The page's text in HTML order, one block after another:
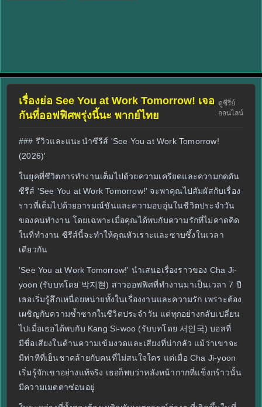
เรื่องย่อ See You at Work Tomorrow! เจอ
กันที่ออฟฟิศพรุ่งนี้นะ พากย์ไทย
ดูซีรี่ย์
ออนไลน์
### รีวิวและแนะนำซีรีส์ 'See You at Work Tomorrow!
(2026)'
ในยุคที่ชีวิตการทำงานเต็มไปด้วยความเครียดและความกดดัน
ซีรีส์ 'See You at Work Tomorrow!' จะพาคุณไปสัมผัสกับเรื่อง
ราวที่เต็มไปด้วยอารมณ์ขันและความอบอุ่นในชีวิตประจำวัน
ของคนทำงาน โดยเฉพาะเมื่อคุณได้พบกับความรักที่ไม่คาดคิด
ในที่ทำงาน ซีรีส์นี้จะทำให้คุณหัวเราะและซาบซึ้งในเวลา
เดียวกัน
'See You at Work Tomorrow!' นำเสนอเรื่องราวของ Cha Ji-
yoon (รับบทโดย 박지현) สาวออฟฟิศที่ทำงานมาเป็นเวลา 7 ปี
เธอเริ่มรู้สึกเหนื่อยหน่ายทั้งในเรื่องงานและความรัก เพราะต้อง
เผชิญกับความซ้ำซากในชีวิตประจำวัน แต่ทุกอย่างกลับเปลี่ยน
ไปเมื่อเธอได้พบกับ Kang Si-woo (รับบทโดย 서인국) บอสที่
มีชื่อเสียงในด้านความเข้มงวดและเสียงที่น่ากลัว แม้ว่าเขาจะ
มีท่าทีที่เย็นชาคล้ายกับคนที่ไม่สนใจใคร แต่เมื่อ Cha Ji-yoon
เริ่มรู้จักเขาอย่างแท้จริง เธอก็พบว่าหลังหน้ากากที่แข็งกร้าวนั้น
มีความเมตตาซ่อนอยู่